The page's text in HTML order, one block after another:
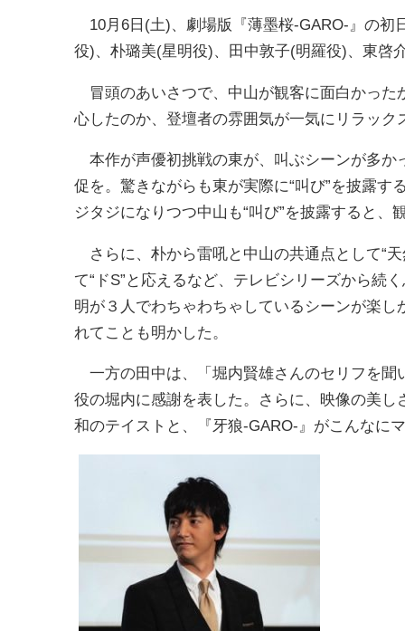
10月6日(土)、劇場版『薄墨桜-GARO-』の初
役)、朴璐美(星明役)、田中敦子(明羅役)、東啓
冒頭のあいさつで、中山が観客に面白かった
心したのか、登壇者の雰囲気が一気にリラック
本作が声優初挑戦の東が、叫ぶシーンが多か
促を。驚きながらも東が実際に“叫び”を披露す
ジタジになりつつ中山も“叫び”を披露すると
さらに、朴から雷吼と中山の共通点として“
て“ドS”と応えるなど、テレビシリーズから続
明が３人でわちゃわちゃしているシーンが楽
れてことも明かした。
一方の田中は、「堀内賢雄さんのセリフを聞
役の堀内に感謝を表した。さらに、映像の美
和のテイストと、『牙狼-GARO-』がこんなに